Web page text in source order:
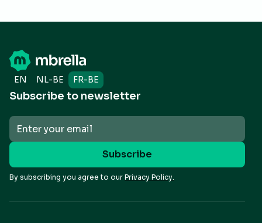
EN NL-BE FR-BE
Subscribe to newsletter
By subscribing you agree to our Privacy Policy.